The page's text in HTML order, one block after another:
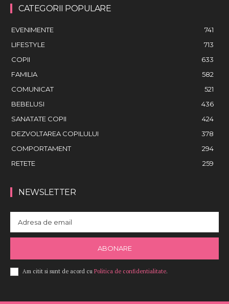
CATEGORII POPULARE
EVENIMENTE
741
LIFESTYLE
713
COPII
633
FAMILIA
582
COMUNICAT
521
BEBELUSI
436
SANATATE COPII
424
DEZVOLTAREA COPILULUI
378
COMPORTAMENT
294
RETETE
259
NEWSLETTER
ABONARE
Am citit si sunt de acord cu Politica de confidentialitate.